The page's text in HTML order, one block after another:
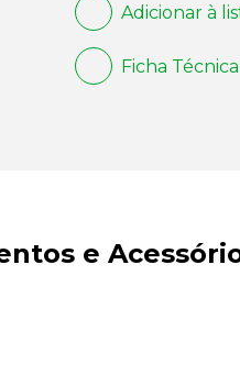
Adicionar à
Ficha Técnica
e